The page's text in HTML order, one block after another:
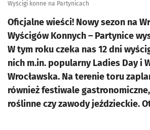
Wyścigi konne na Partynicach
Oficjalne wieści! Nowy sezon na
Wyścigów Konnych – Partynice
W tym roku czeka nas 12 dni
nich m.in. popularny Ladies Day i
Wrocławska. Na terenie toru
również festiwale
roślinne czy zawody jeździeckie.